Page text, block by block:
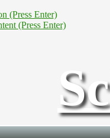
(Press Enter)
(Press Enter)